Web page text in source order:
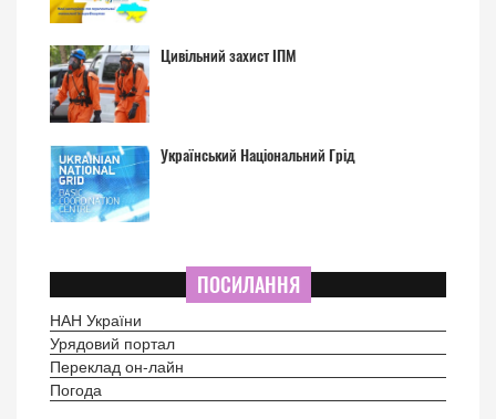
Цивільний захист ІПМ
Український Національний Грід
ПОСИЛАННЯ
НАН України
Урядовий портал
Переклад он-лайн
Погода